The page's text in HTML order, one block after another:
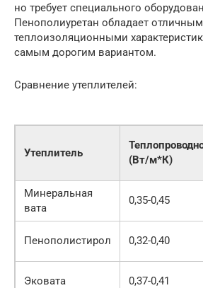
но требует специального
Пенополиуретан обладает
теплоизоляционными
самым дорогим вариантом.
Сравнение утеплителей:
Утеплитель
(Вт/м*К)
Минеральная
вата
0,35-0,45
Пенополистирол 0,32-0,40
Эковата 0,37-0,41